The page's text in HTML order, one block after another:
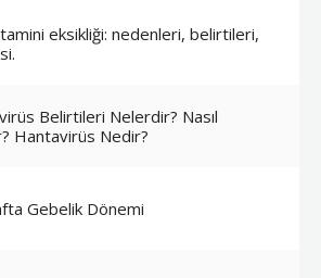
eksikliği: nedenleri, belirtileri,
Belirtileri Nelerdir? Nasıl
Hantavirüs Nedir?
Gebelik Dönemi